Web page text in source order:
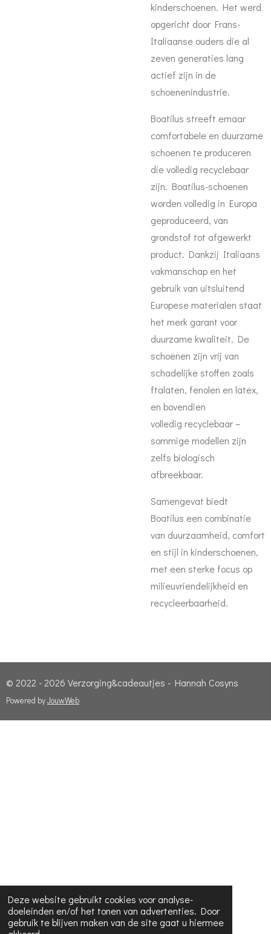
Deze website gebruikt cookies voor analyse-
doeleinden en/of het tonen van advertenties. Door
gebruik te blijven maken van de site gaat u hiermee
kinderschoenen. Het werd
opgericht door Frans-
Italiaanse ouders die al
zeven generaties lang
actief zijn in de
schoenenindustrie.
Boatilus streeft ernaar
comfortabele en duurzame
schoenen te produceren
die volledig recyclebaar
zijn. Boatilus-schoenen
worden volledig in Europa
geproduceerd, van
grondstof tot afgewerkt
product. Dankzij Italiaans
vakmanschap en het
gebruik van uitsluitend
Europese materialen staat
het merk garant voor
duurzame kwaliteit. De
schoenen zijn vrij van
schadelijke stoffen zoals
ftalaten, fenolen en latex,
en bovendien
volledig recyclebaar –
sommige modellen zijn
zelfs biologisch
afbreekbaar.
Samengevat biedt
Boatilus een combinatie
van duurzaamheid, comfort
en stijl in kinderschoenen,
met een sterke focus op
milieuvriendelijkheid en
recycleerbaarheid.
© 2022 - 2026 Verzorging&cadeautjes - Hannah Cosyns
Powered byJouwWeb